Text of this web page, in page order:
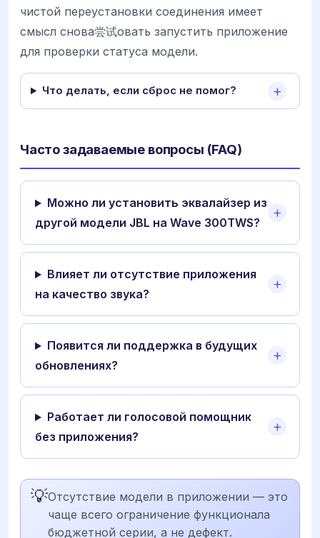
чистой переустановки соединения имеет
смысл снова尝试овать запустить приложение
для проверки статуса модели.
Что делать, если сброс не помог?
Часто задаваемые вопросы (FAQ)
Можно ли установить эквалайзер из
другой модели JBL на Wave 300TWS?
Влияет ли отсутствие приложения
на качество звука?
Появится ли поддержка в будущих
обновлениях?
Работает ли голосовой помощник
без приложения?
💡Отсутствие модели в приложении — это
чаще всего ограничение функционала
бюджетной серии, а не дефект.